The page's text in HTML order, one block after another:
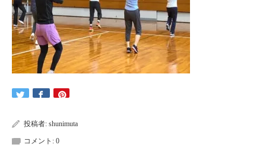
投稿者: shunimuta
コメント: 0